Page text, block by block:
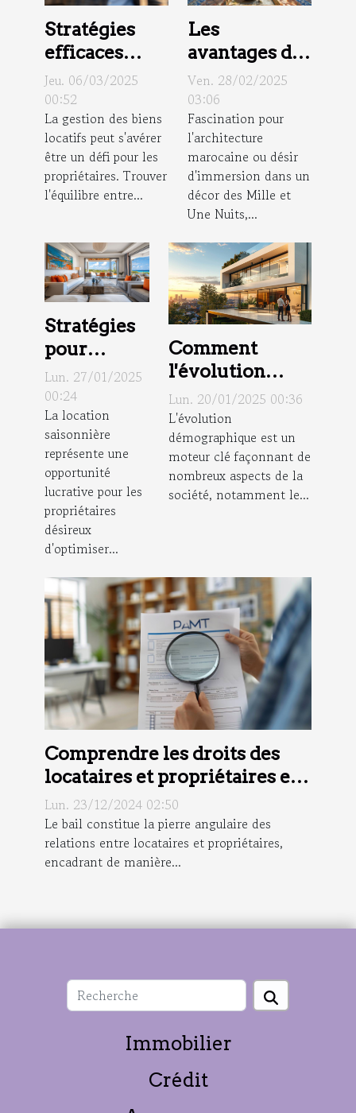
Stratégies
efficaces
pour la
gestion des
biens locatifs
Jeu. 06/03/2025
00:52
La gestion des biens
locatifs peut s'avérer
être un défi pour les
propriétaires. Trouver
l'équilibre entre...
Les
avantages de
posséder un
riad
traditionnel
Ven. 28/02/2025
03:06
Fascination pour
l'architecture
marocaine ou désir
d'immersion dans un
décor des Mille et
Une Nuits,...
Stratégies
pour
maximiser
la
rentabilité
des biens
en location
saisonnière
Lun. 27/01/2025
00:24
La location
saisonnière
représente une
opportunité
lucrative pour les
propriétaires
désireux
d'optimiser...
Comment
l'évolution
démographique
influence le
marché
immobilier
Lun. 20/01/2025 00:36
L'évolution
démographique est un
moteur clé façonnant de
nombreux aspects de la
société, notamment le...
Comprendre les droits des
locataires et propriétaires en
matière de bail
Lun. 23/12/2024 02:50
Le bail constitue la pierre angulaire des
relations entre locataires et propriétaires,
encadrant de manière...
Immobilier
Crédit